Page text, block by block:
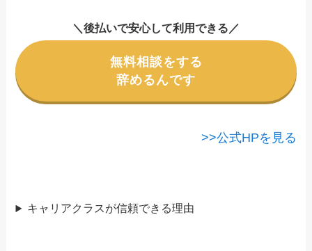
＼後払いで安心して利用できる／
無料相談をする
辞めるんです
>>公式HPを見る
キャリアクラスが信頼できる理由